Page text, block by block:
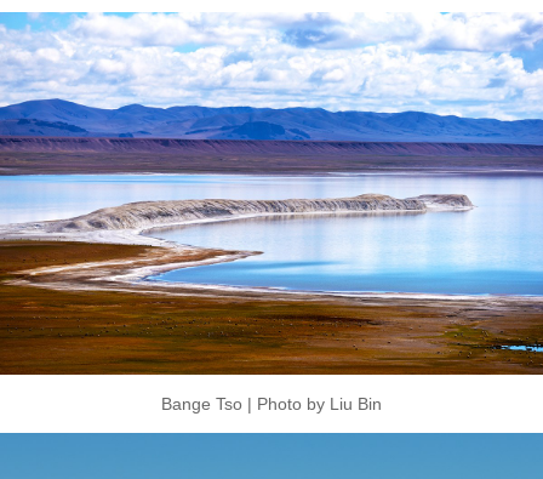
Bange Tso | Photo by Liu Bin